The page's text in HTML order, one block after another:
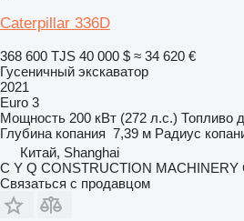
Caterpillar 336D
368 600 TJS 40 000 $ ≈ 34 620 €
Гусеничный экскаватор
2021
Euro 3
Мощность 200 кВт (272 л.с.) Топливо
Глубина копания 7,39 м Радиус
Китай, Shanghai
C Y Q CONSTRUCTION MACHINERY
Связаться с продавцом